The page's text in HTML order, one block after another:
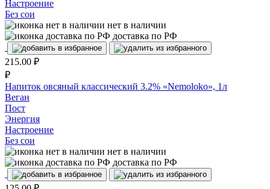
Настроение
Без сои
нет в наличии
доставка по РФ
215.00 ₽
₽
Напиток овсяный классический 3.2% «Nemoloko», 1л
Веган
Пост
Энергия
Настроение
Без сои
нет в наличии
доставка по РФ